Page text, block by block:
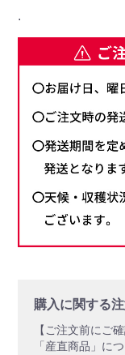
.
購入に関する
【ご注文前にご
「産直商品」に